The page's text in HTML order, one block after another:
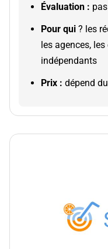
Évaluation :
Pour qui ? les
les agences,
indépendants
Prix :dépend